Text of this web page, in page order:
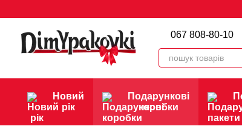
067 808-80-10
Новий
рік
Подарункові
коробки